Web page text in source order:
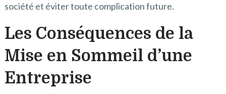
société et éviter toute complication future.
Les Conséquences de la
Mise en Sommeil d’une
Entreprise